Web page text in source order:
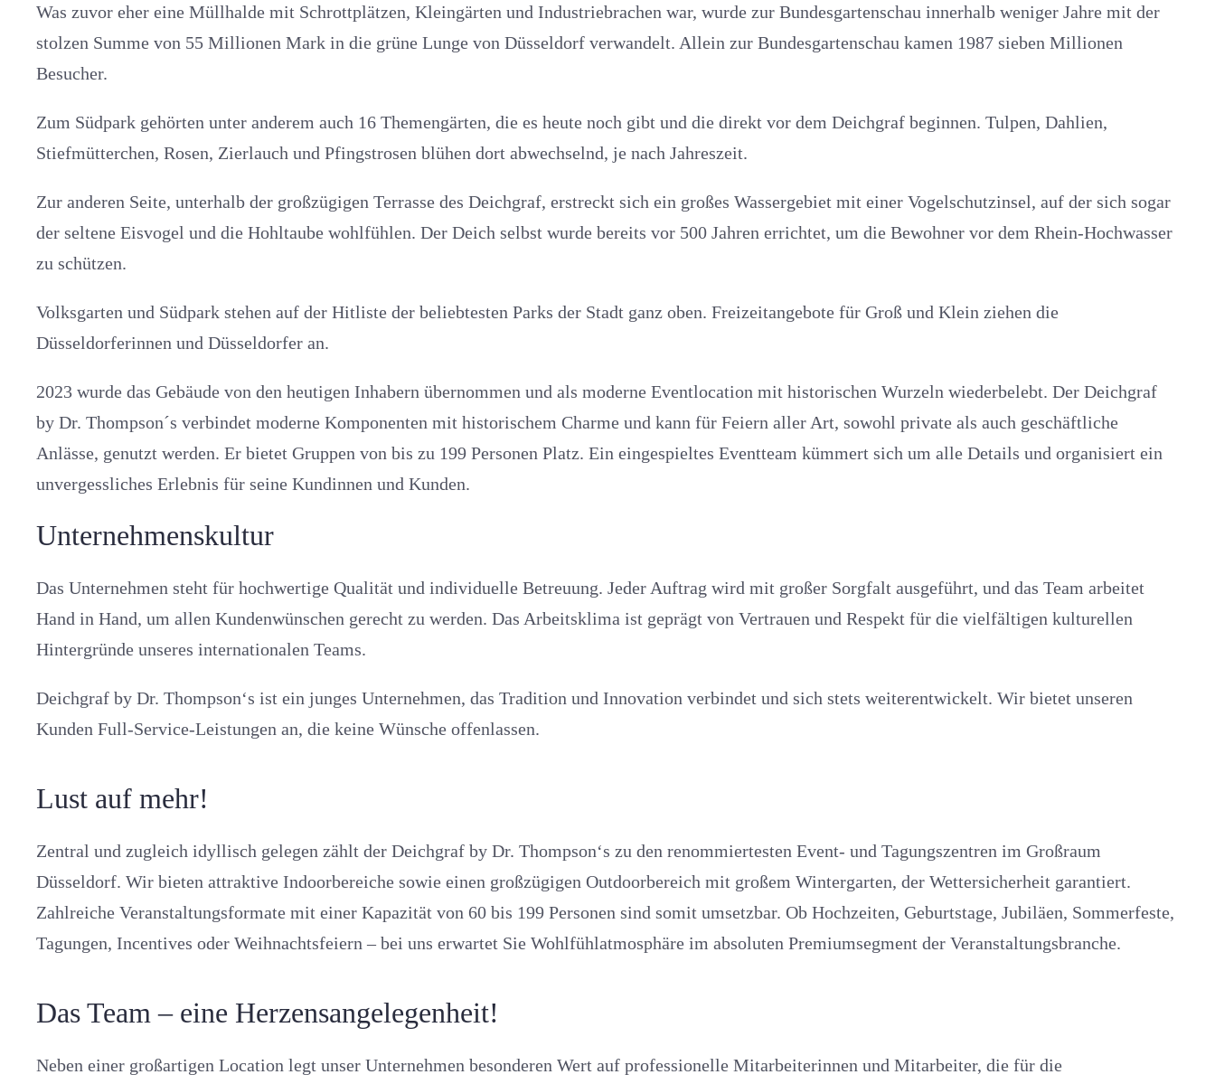
Was zuvor eher eine Müllhalde mit Schrottplätzen, Kleingärten und Industriebrachen war, wurde zur Bundesgartenschau innerhalb weniger Jahre mit der
stolzen Summe von 55 Millionen Mark in die grüne Lunge von Düsseldorf verwandelt. Allein zur Bundesgartenschau kamen 1987 sieben Millionen
Besucher.
Zum Südpark gehörten unter anderem auch 16 Themengärten, die es heute noch gibt und die direkt vor dem Deichgraf beginnen. Tulpen, Dahlien,
Stiefmütterchen, Rosen, Zierlauch und Pfingstrosen blühen dort abwechselnd, je nach Jahreszeit.
Zur anderen Seite, unterhalb der großzügigen Terrasse des Deichgraf, erstreckt sich ein großes Wassergebiet mit einer Vogelschutzinsel, auf der sich sogar
der seltene Eisvogel und die Hohltaube wohlfühlen. Der Deich selbst wurde bereits vor 500 Jahren errichtet, um die Bewohner vor dem Rhein-Hochwasser
zu schützen.
Volksgarten und Südpark stehen auf der Hitliste der beliebtesten Parks der Stadt ganz oben. Freizeitangebote für Groß und Klein ziehen die
Düsseldorferinnen und Düsseldorfer an.
2023 wurde das Gebäude von den heutigen Inhabern übernommen und als moderne Eventlocation mit historischen Wurzeln wiederbelebt. Der Deichgraf
by Dr. Thompson´s verbindet moderne Komponenten mit historischem Charme und kann für Feiern aller Art, sowohl private als auch geschäftliche
Anlässe, genutzt werden. Er bietet Gruppen von bis zu 199 Personen Platz. Ein eingespieltes Eventteam kümmert sich um alle Details und organisiert ein
unvergessliches Erlebnis für seine Kundinnen und Kunden.
Unternehmenskultur
Das Unternehmen steht für hochwertige Qualität und individuelle Betreuung. Jeder Auftrag wird mit großer Sorgfalt ausgeführt, und das Team arbeitet
Hand in Hand, um allen Kundenwünschen gerecht zu werden. Das Arbeitsklima ist geprägt von Vertrauen und Respekt für die vielfältigen kulturellen
Hintergründe unseres internationalen Teams.
Deichgraf by Dr. Thompson‘s ist ein junges Unternehmen, das Tradition und Innovation verbindet und sich stets weiterentwickelt. Wir bietet unseren
Kunden Full-Service-Leistungen an, die keine Wünsche offenlassen.
Lust auf mehr!
Zentral und zugleich idyllisch gelegen zählt der Deichgraf by Dr. Thompson‘s zu den renommiertesten Event- und Tagungszentren im Großraum
Düsseldorf. Wir bieten attraktive Indoorbereiche sowie einen großzügigen Outdoorbereich mit großem Wintergarten, der Wettersicherheit garantiert.
Zahlreiche Veranstaltungsformate mit einer Kapazität von 60 bis 199 Personen sind somit umsetzbar. Ob Hochzeiten, Geburtstage, Jubiläen, Sommerfeste,
Tagungen, Incentives oder Weihnachtsfeiern – bei uns erwartet Sie Wohlfühlatmosphäre im absoluten Premiumsegment der Veranstaltungsbranche.
Das Team – eine Herzensangelegenheit!
Neben einer großartigen Location legt unser Unternehmen besonderen Wert auf professionelle Mitarbeiterinnen und Mitarbeiter, die für die